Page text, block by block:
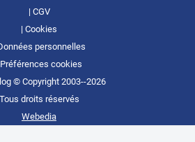
CGV
Cookies
personnelles
Préférences cookies
© Copyright 2003--2026
Tous droits réservés
Webedia